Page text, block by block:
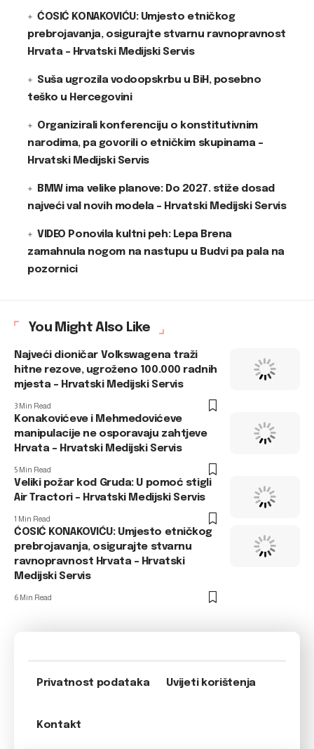
ĆOSIĆ KONAKOVIĆU: Umjesto etničkog
prebrojavanja, osigurajte stvarnu ravnopravnost
Hrvata – Hrvatski Medijski Servis
Suša ugrozila vodoopskrbu u BiH, posebno
teško u Hercegovini
Organizirali konferenciju o konstitutivnim
narodima, pa govorili o etničkim skupinama –
Hrvatski Medijski Servis
BMW ima velike planove: Do 2027. stiže dosad
najveći val novih modela – Hrvatski Medijski Servis
VIDEO Ponovila kultni peh: Lepa Brena
zamahnula nogom na nastupu u Budvi pa pala na
pozornici
You Might Also Like
Najveći dioničar Volkswagena traži
hitne rezove, ugroženo 100.000 radnih
mjesta – Hrvatski Medijski Servis
3 Min Read
Konakovićeve i Mehmedovićeve
manipulacije ne osporavaju zahtjeve
Hrvata – Hrvatski Medijski Servis
5 Min Read
Veliki požar kod Gruda: U pomoć stigli
Air Tractori – Hrvatski Medijski Servis
1 Min Read
ĆOSIĆ KONAKOVIĆU: Umjesto etničkog
prebrojavanja, osigurajte stvarnu
ravnopravnost Hrvata – Hrvatski
Medijski Servis
6 Min Read
Privatnost podataka Uvijeti korištenja
Kontakt